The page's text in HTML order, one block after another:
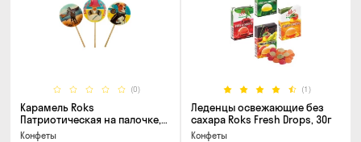
(0)
Карамель Roks
Патриотическая на палочке,
50г
Конфеты
(1)
Леденцы освежающие без
сахара Roks Fresh Drops, 30г
Конфеты